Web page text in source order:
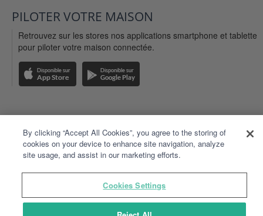
PILOTER VOTRE MAISON
Retrouvez sur les stores nos applications smartphone et tablette
pour piloter votre maison connectée.
CGU DU SITE DELTADORE.FR
DONNÉES PERSONNELLES
PLAN DU SITE
By clicking “Accept All Cookies”, you agree to the storing of
cookies on your device to enhance site navigation, analyze
site usage, and assist in our marketing efforts.
Cookies Settings